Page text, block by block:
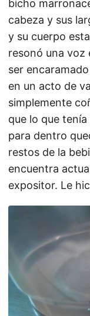
bicho
cabeza y sus
y su cuerpo
resonó una voz
ser
en un acto de
simplemente
que lo que
para dentro
restos de la
encuentra
expositor. Le